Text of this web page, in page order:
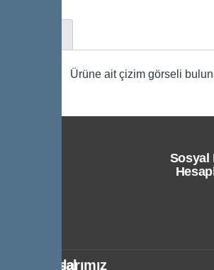
Ürüne ait çizim görseli
Sosyal
Kurumsal
Politikalarımız